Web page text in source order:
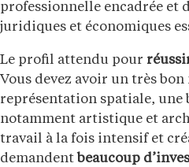
professionnelle encadrée et
juridiques et économiques
Le profil attendu pour
Vous devez avoir un très
représentation spatiale, une
notamment artistique et
travail à la fois intensif et
demandent beaucoup